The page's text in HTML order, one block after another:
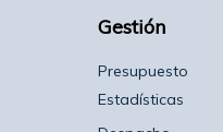
Gestión
Presupuesto
Estadísticas